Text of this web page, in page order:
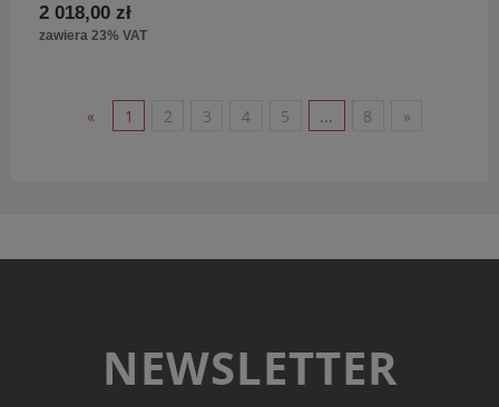
2 018,00 zł
zawiera 23% VAT
« 1 2 3 4 5 ... 8 »
NEWSLETTER